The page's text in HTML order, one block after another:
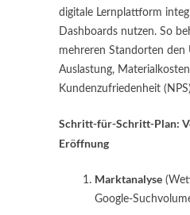
digitale Lernplattform
Dashboards nutzen. So
mehreren Standorten den
Auslastung,
Kundenzufriedenheit
Schritt-für-Schritt-Plan:
Eröffnung
Marktanalyse
Google-